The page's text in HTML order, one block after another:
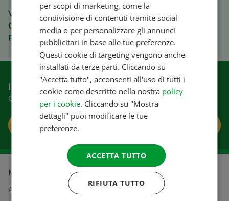
Vantaggi per i membri dell'ACSI Club ID
Ordini rapidi e semplici
Pagamenti sicuri
Iscrivetevi alla nostra newsletter
Consigli e offerte interessanti
Maggiori informazioni su
ACSI
GERMAN
ITALIAN
DANISH
SWEDISH
per scopi di marketing, come la
condivisione di contenuti tramite social
media o per personalizzare gli annunci
pubblicitari in base alle tue preferenze.
Questi cookie di targeting vengono anche
installati da terze parti. Cliccando su
"Accetta tutto", acconsenti all'uso di tutti i
cookie come descritto nella nostra policy
per i cookie. Cliccando su "Mostra
dettagli" puoi modificare le tue
preferenze.
ACCETTA TUTTO
RIFIUTA TUTTO